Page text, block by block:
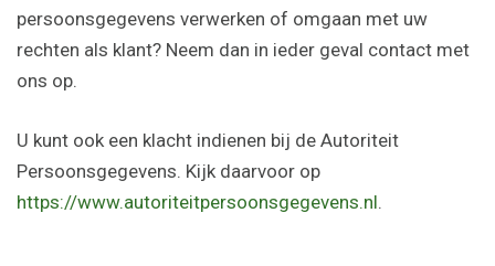
persoonsgegevens verwerken of omgaan met uw
rechten als klant? Neem dan in ieder geval contact met
ons op.
U kunt ook een klacht indienen bij de Autoriteit
Persoonsgegevens. Kijk daarvoor op
https://www.autoriteitpersoonsgegevens.nl.